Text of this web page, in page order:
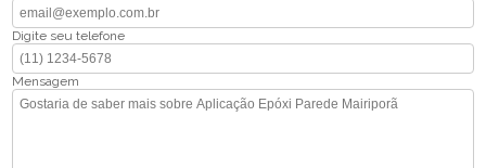
Digite seu telefone
Mensagem